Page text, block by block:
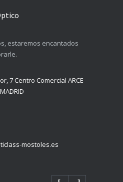
estaremos encantados
7 Centro Comercial ARCE
mostoles.es